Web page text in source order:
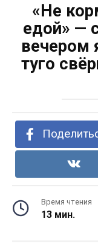
«Не
едой» —
вечером
туго
Время чтения
13 мин.